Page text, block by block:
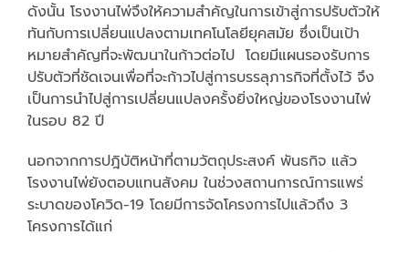
ดังนั้น โรงงานไพ่จึงให้ความสำคัญในการเข้าสู่การปรับตัวให้
ทันกับการเปลี่ยนแปลงตามเทคโนโลยียุคสมัย ซึ่งเป็นเป้า
หมายสำคัญที่จะพัฒนาในก้าวต่อไป โดยมีแผนรองรับการ
ปรับตัวที่ชัดเจนเพื่อที่จะก้าวไปสู่การบรรลุภารกิจที่ตั้งไว้ จึง
เป็นการนำไปสู่การเปลี่ยนแปลงครั้งยิ่งใหญ่ของโรงงานไพ่
ในรอบ 82 ปี
นอกจากการปฎิบัติหน้าที่ตามวัตถุประสงค์ พันธกิจ แล้ว
โรงงานไพ่ยังตอบแทนสังคม ในช่วงสถานการณ์การแพร่
ระบาดของโควิด-19 โดยมีการจัดโครงการไปแล้วถึง 3
โครงการได้แก่